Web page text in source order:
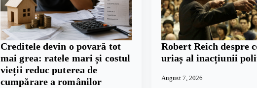
Creditele devin o povară tot
mai grea: ratele mari și costul
vieții reduc puterea de
cumpărare a românilor
Robert Reich despre
uriaș al inacțiunii
August 7, 2026